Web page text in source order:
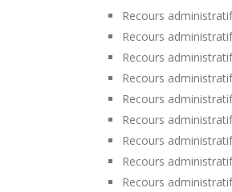
Recours
Recours
Recours
Recours
Recours
Recours
Recours
Recours
Recours